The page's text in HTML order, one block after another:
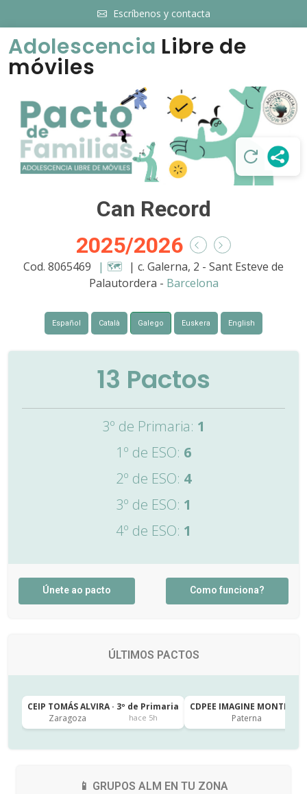
Escríbenos y contacta
Adolescencia Libre de
móviles
Can Record
2025/2026
Cod. 8065469 | 🗺️ | c. Galerna, 2 - Sant Esteve de
Palautordera - Barcelona
Español Català Galego Euskera English
13 Pactos
3º de Primaria: 1
1º de ESO: 6
2º de ESO: 4
3º de ESO: 1
4º de ESO: 1
Únete ao pacto Como funciona?
ÚLTIMOS PACTOS
CEIP TOMÁS ALVIRA · 3º de Primaria
Zaragoza
hace 5h
CDPEE IMAGINE
Paterna
📱 GRUPOS ALM EN TU ZONA